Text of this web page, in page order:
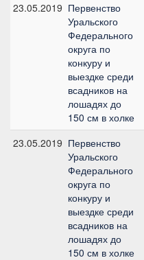
23.05.2019 Первенство
Уральского
Федерального
округа по
конкуру и
выездке среди
всадников на
лошадях до
150 см в холке
23.05.2019 Первенство
Уральского
Федерального
округа по
конкуру и
выездке среди
всадников на
лошадях до
150 см в холке